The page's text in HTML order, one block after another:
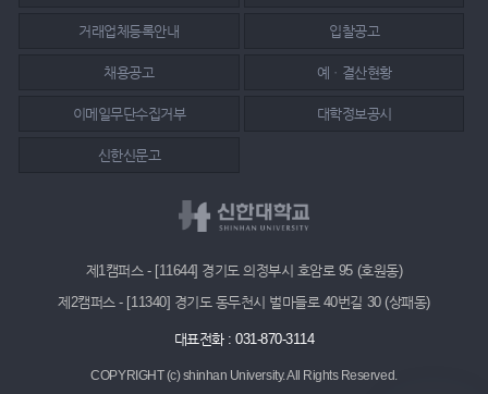
거래업체등록안내 입찰공고
채용공고 예ㆍ결산현황
이메일무단수집거부 대학정보공시
신한신문고
제1캠퍼스 - [11644] 경기도 의정부시 호암로 95 (호원동)
제2캠퍼스 - [11340] 경기도 동두천시 벌마들로 40번길 30 (상패동)
대표전화 : 031-870-3114
COPYRIGHT (c) shinhan University.All Rights Reserved.